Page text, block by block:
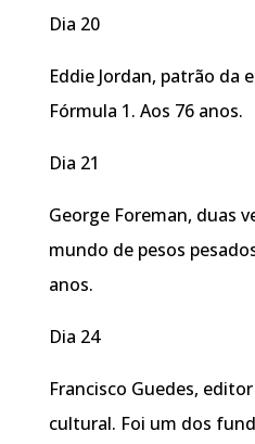
Dia 20
Eddie Jordan, patrão da
Fórmula 1. Aos 76 anos.
Dia 21
George Foreman, duas
mundo de pesos
anos.
Dia 24
Francisco Guedes,
cultural. Foi um dos